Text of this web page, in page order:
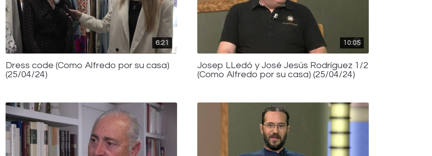
6:21
Dress code (Como Alfredo por su casa)
(25/04/24)
10:05
Josep LLedó y José Jesús Rodríguez 1/2
(Como Alfredo por su casa) (25/04/24)